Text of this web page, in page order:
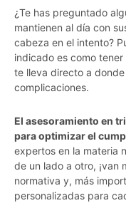
¿Te has preguntado
mantienen al día con
cabeza en el intento?
indicado es como
te lleva directo a
complicaciones.
El asesoramiento en
para optimizar el
expertos en la materia
de un lado a otro, ¡van
normativa y, más
personalizadas para